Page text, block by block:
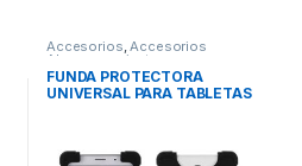
Accesorios,Accesorios
Almacenamiento
FUNDA PROTECTORA
UNIVERSAL PARA TABLETAS
DE 8 9 Y 12 DE SILICON NEG